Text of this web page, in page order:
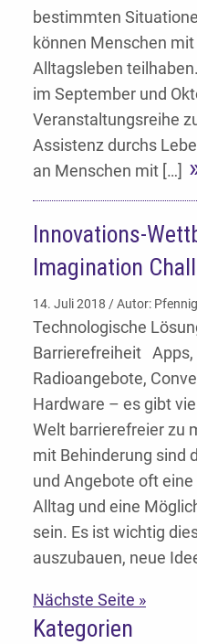
bestimmten
können Menschen
Alltagsleben
im September und
Veranstaltungsreihe
Assistenz durchs
an Menschen mit […]
Innovations-
Imagination
14. Juli 2018 / Autor:
Technologische
Barrierefreiheit Apps,
Radioangebote,
Hardware – es gibt
Welt barrierefreier zu
mit Behinderung sind
und Angebote oft
Alltag und eine
sein. Es ist wichtig
auszubauen, neue
Nächste Seite »
Kategorien